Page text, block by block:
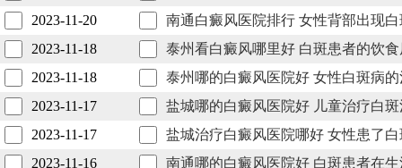
2023-11-20
南通白癜风医院排行 女性背部出现
2023-11-18
泰州看白癜风哪里好 白斑患者的饮
2023-11-18
泰州哪的白癜风医院好 女性白斑病
2023-11-17
盐城哪的白癜风医院好 儿童治疗白
2023-11-17
盐城治疗白癜风医院哪好 女性患了
2023-11-16
南通哪的白癜风医院好 白斑患者在